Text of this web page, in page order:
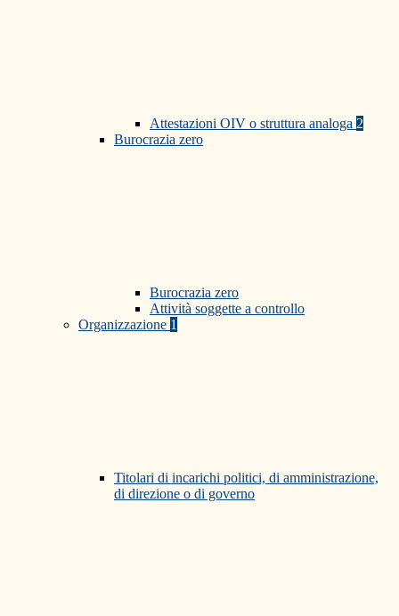
Attestazioni OIV o struttura analoga 2
Burocrazia zero
Burocrazia zero
Attività soggette a controllo
Organizzazione 1
Titolari di incarichi politici, di amministrazione,
di direzione o di governo